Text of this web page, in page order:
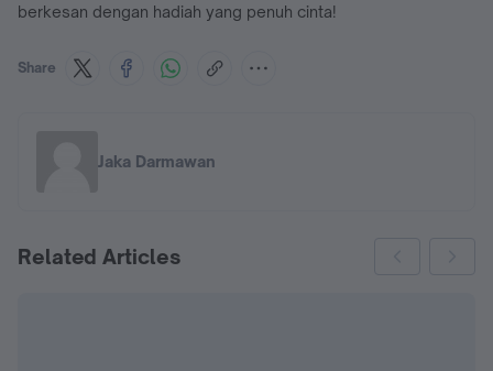
berkesan dengan hadiah yang penuh cinta!
Share
Jaka Darmawan
Related Articles